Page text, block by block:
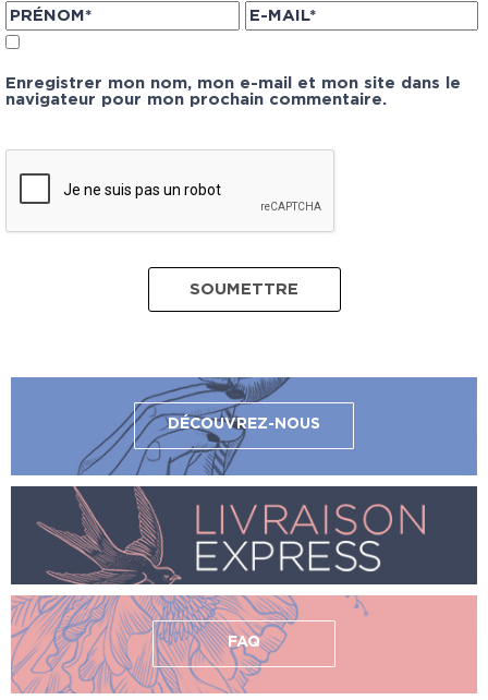
Enregistrer mon nom, mon e-mail et mon site dans le
navigateur pour mon prochain commentaire.
DÉCOUVREZ-NOUS
FAQ